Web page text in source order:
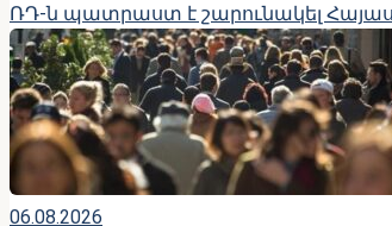
ՌԴ-ն պատրաստ է շարունակել
06.08.2026